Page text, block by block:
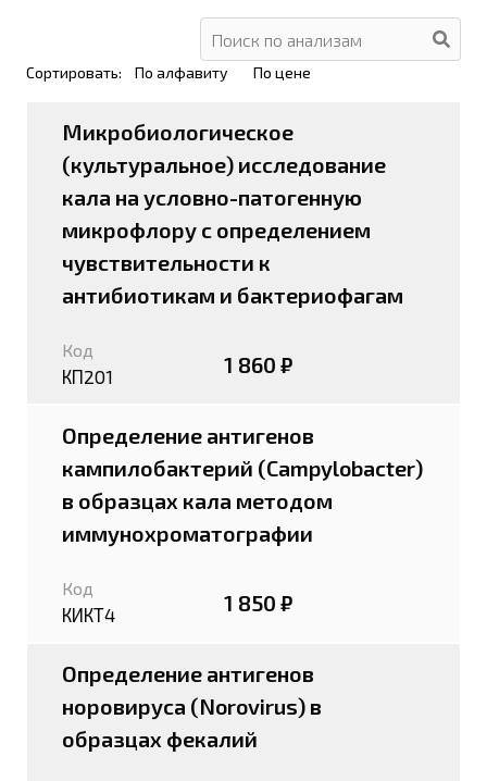
Сортировать: По алфавиту По цене
Микробиологическое
(культуральное) исследование
кала на условно-патогенную
микрофлору с определением
чувствительности к
антибиотикам и бактериофагам
Код
КП201 1 860 ₽
Определение антигенов
кампилобактерий (Campylobacter)
в образцах кала методом
иммунохроматографии
Код
КИКТ4 1 850 ₽
Определение антигенов
норовируса (Norovirus) в
образцах фекалий